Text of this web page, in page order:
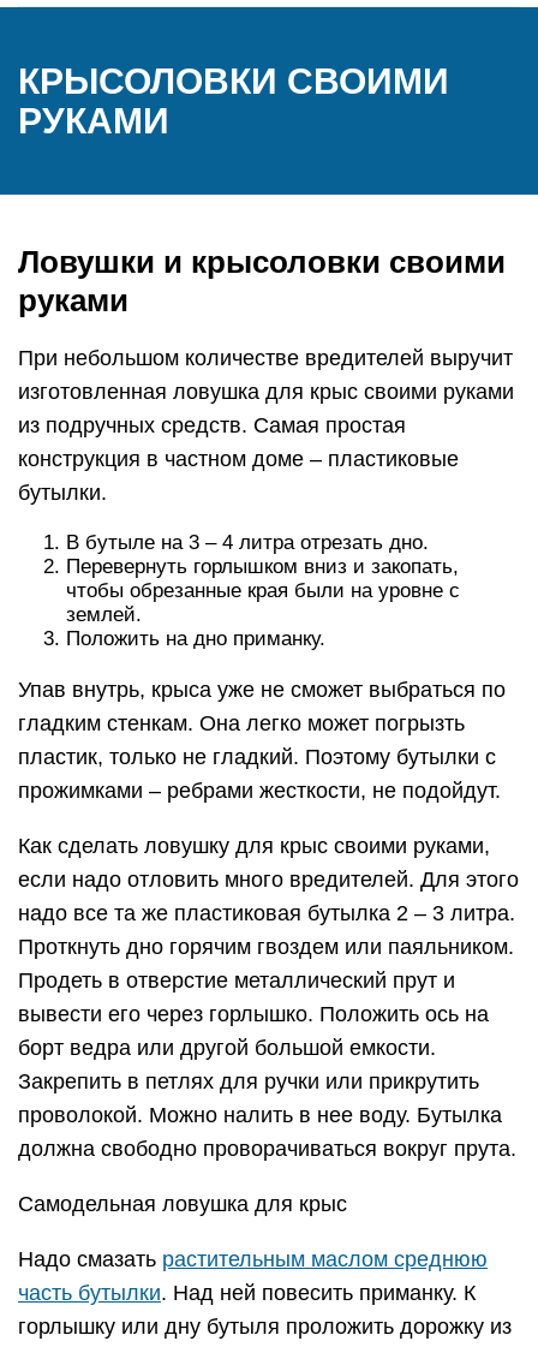
КРЫСОЛОВКИ СВОИМИ
РУКАМИ
Ловушки и крысоловки своими
руками
При небольшом количестве вредителей выручит
изготовленная ловушка для крыс своими руками
из подручных средств. Самая простая
конструкция в частном доме – пластиковые
бутылки.
В бутыле на 3 – 4 литра отрезать дно.
Перевернуть горлышком вниз и закопать,
чтобы обрезанные края были на уровне с
землей.
Положить на дно приманку.
Упав внутрь, крыса уже не сможет выбраться по
гладким стенкам. Она легко может погрызть
пластик, только не гладкий. Поэтому бутылки с
прожимками – ребрами жесткости, не подойдут.
Как сделать ловушку для крыс своими руками,
если надо отловить много вредителей. Для этого
надо все та же пластиковая бутылка 2 – 3 литра.
Проткнуть дно горячим гвоздем или паяльником.
Продеть в отверстие металлический прут и
вывести его через горлышко. Положить ось на
борт ведра или другой большой емкости.
Закрепить в петлях для ручки или прикрутить
проволокой. Можно налить в нее воду. Бутылка
должна свободно проворачиваться вокруг прута.
Самодельная ловушка для крыс
Надо смазать растительным маслом среднюю
часть бутылки. Над ней повесить приманку. К
горлышку или дну бутыля проложить дорожку из